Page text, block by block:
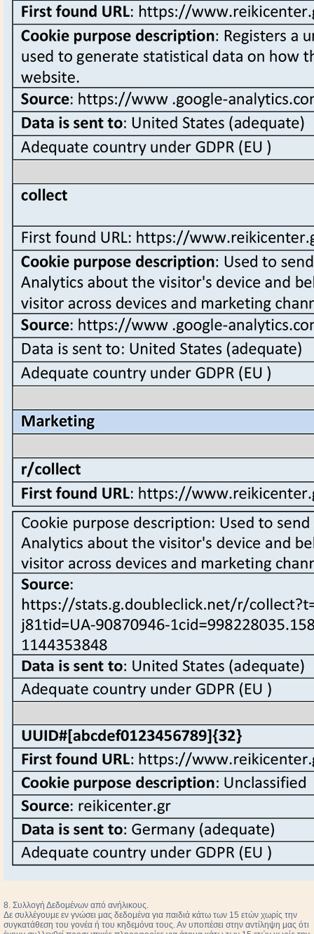
8. Συλλογή Δεδομένων από ανήλικους.
Δε συλλέγουμε εν γνώσει μας δεδομένα για παιδιά κάτω των 15 ετών χωρίς την
συγκατάθεση του γονέα ή του κηδεμόνα τους. Αν υποπέσει στην αντίληψη μας ότι